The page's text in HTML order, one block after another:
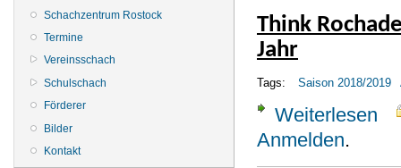
Schachzentrum Rostock
Termine
Vereinsschach
Schulschach
Förderer
Bilder
Kontakt
Think
Jahr
Tags: Saison 2018/2019
Weiterlesen
Anmelden.